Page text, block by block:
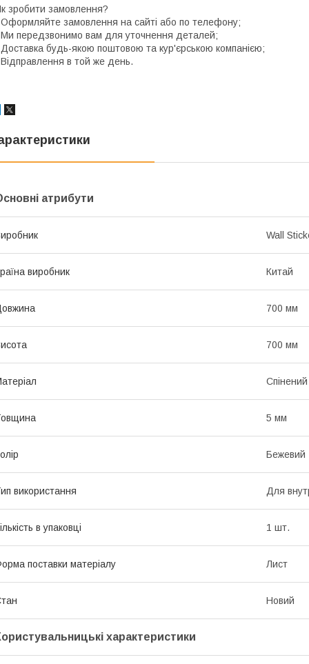
зробити замовлення?
замовлення на сайті або по телефону;
передзвонимо вам для уточнення деталей;
будь-якою поштовою та кур'єрською компанією;
в той же день.
атрибути
Wall
виробник Китай
700 мм
700 мм
Спінений
5 мм
Бежевий
використання Для
в упаковці 1 шт.
поставки матеріалу Лист
Новий
характеристики